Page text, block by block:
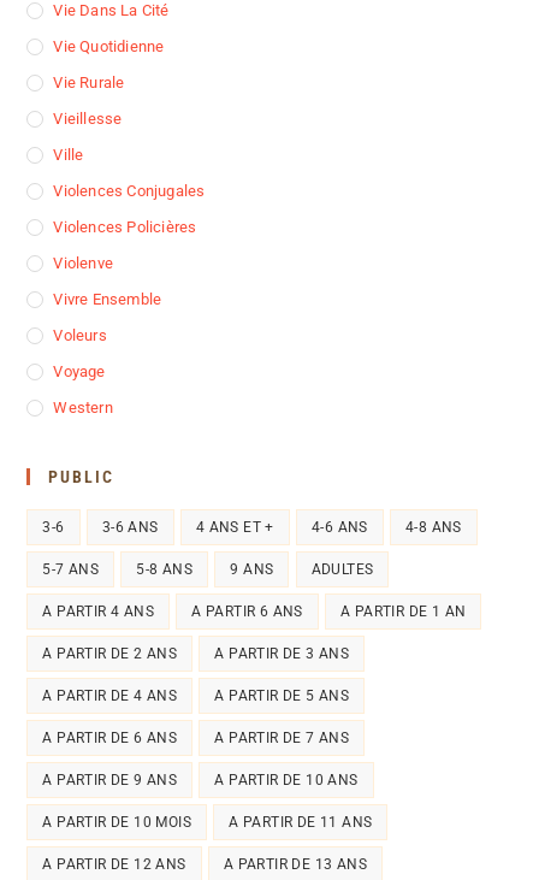
Vie Dans La Cité
Vie Quotidienne
Vie Rurale
Vieillesse
Ville
Violences Conjugales
Violences Policières
Violenve
Vivre Ensemble
Voleurs
Voyage
Western
PUBLIC
3-6 3-6 ANS 4 ANS ET + 4-6 ANS 4-8 ANS
5-7 ANS 5-8 ANS 9 ANS ADULTES
A PARTIR 4 ANS A PARTIR 6 ANS A PARTIR DE 1 AN
A PARTIR DE 2 ANS A PARTIR DE 3 ANS
A PARTIR DE 4 ANS A PARTIR DE 5 ANS
A PARTIR DE 6 ANS A PARTIR DE 7 ANS
A PARTIR DE 9 ANS A PARTIR DE 10 ANS
A PARTIR DE 10 MOIS A PARTIR DE 11 ANS
A PARTIR DE 12 ANS A PARTIR DE 13 ANS